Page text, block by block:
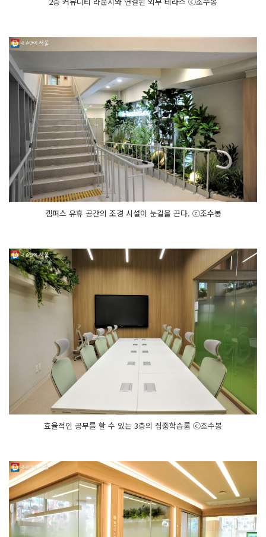
캠퍼스 유휴 공간의 조경 시설이 눈길을 끈다. ⓒ조수봉
효율적인 공부를 할 수 있는 3층의 집중학습룸 ⓒ조수봉